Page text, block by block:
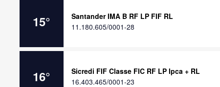
15°
Santander IMA B RF LP FIF RL
11.180.605/0001-28
16°
Sicredi FIF Classe FIC RF LP Ipca + RL
16.403.465/0001-23